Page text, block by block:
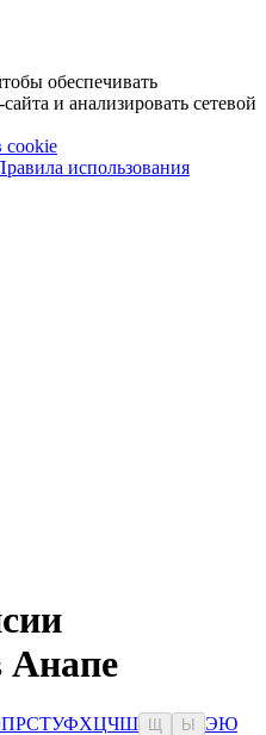
обеспечивать
и анализировать сетевой
cookie
использования
Анапе
ПРСТУФХЦЧШ Ы ЭЮ